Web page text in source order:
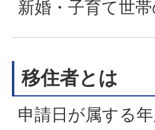
新婚・子育て世
移住者とは
申請日が属する